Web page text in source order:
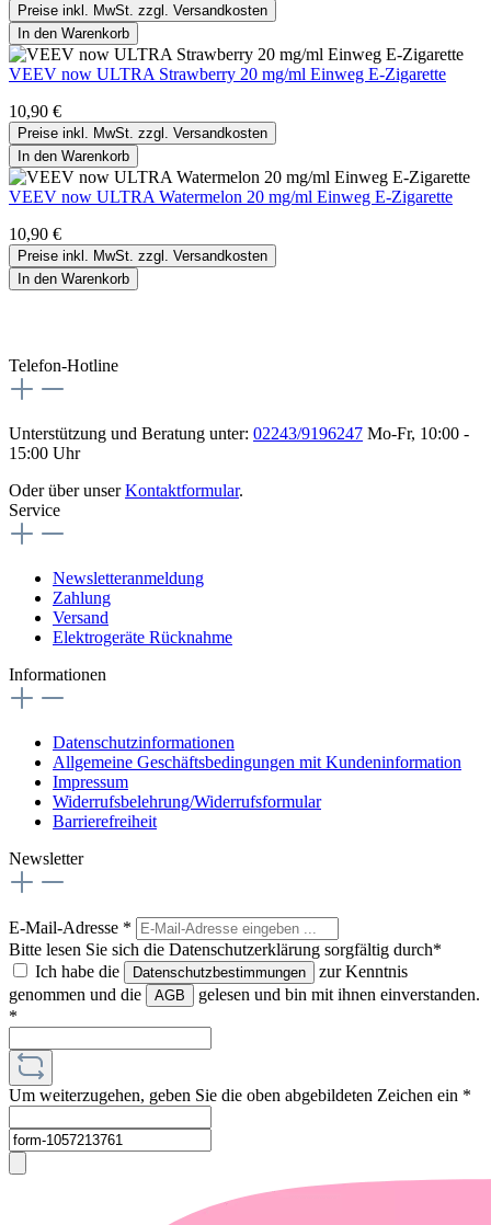
Preise inkl. MwSt. zzgl. Versandkosten
In den Warenkorb
VEEV now ULTRA Strawberry 20 mg/ml Einweg E-Zigarette
10,90 €
Preise inkl. MwSt. zzgl. Versandkosten
In den Warenkorb
VEEV now ULTRA Watermelon 20 mg/ml Einweg E-Zigarette
10,90 €
Preise inkl. MwSt. zzgl. Versandkosten
In den Warenkorb
Telefon-Hotline
Unterstützung und Beratung unter: 02243/9196247 Mo-Fr, 10:00 -
15:00 Uhr
Oder über unserKontaktformular.
Service
Newsletteranmeldung
Zahlung
Versand
Elektrogeräte Rücknahme
Informationen
Datenschutzinformationen
Allgemeine Geschäftsbedingungen mit Kundeninformation
Impressum
Widerrufsbelehrung/Widerrufsformular
Barrierefreiheit
Newsletter
E-Mail-Adresse *
Bitte lesen Sie sich die Datenschutzerklärung sorgfältig durch*
Ich habe die
Datenschutzbestimmungen
zur Kenntnis
genommen und die
AGB
gelesen und bin mit ihnen einverstanden.
*
Um weiterzugehen, geben Sie die oben abgebildeten Zeichen ein *